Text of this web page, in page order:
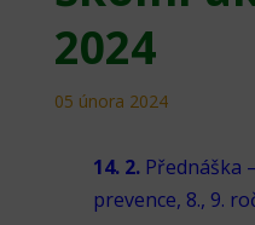
2024
05 února 2024
14. 2. Přednáška
prevence, 8., 9.